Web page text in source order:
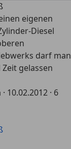
eigenen
Diesel
darf man
gelassen
· 10.02.2012 · 6